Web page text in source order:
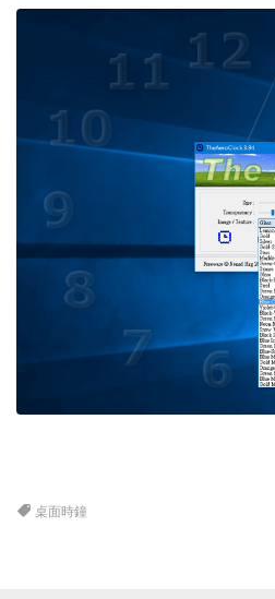
桌面時鐘